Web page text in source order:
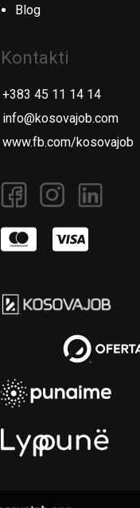
Blog
Kontakti
+383 45 11 14 14
info@kosovajob.com
www.fb.com/kosovajob